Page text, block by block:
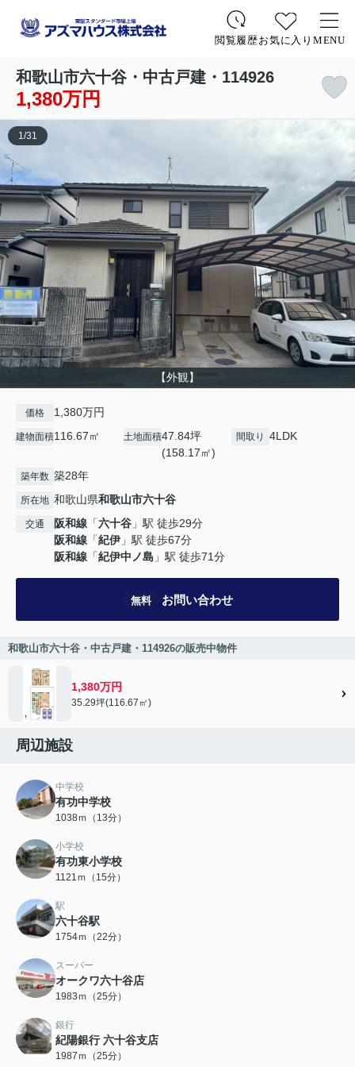
閲覧履歴お気に入り MENU
和歌山市六十谷・中古戸建・114926
1,380万円
【外観】
1 /31
価格 1,380万円
建物面積116.67㎡ 土地面積47.84坪
(158.17㎡)
間取り 4LDK
築年数 築28年
所在地 和歌山県和歌山市六十谷
交通 阪和線 「六十谷 」駅 徒歩29分
阪和線 「紀伊 」駅 徒歩67分
阪和線 「紀伊中ノ島 」駅 徒歩71分
無料 お問い合わせ
和歌山市六十谷・中古戸建・114926の販売中物件
1,380万円
35.29坪(116.67㎡)
周辺施設
中学校
有功中学校
1038ｍ（13分）
小学校
有功東小学校
1121ｍ（15分）
駅
六十谷駅
1754ｍ（22分）
スーパー
オークワ六十谷店
1983ｍ（25分）
銀行
紀陽銀行 六十谷支店
1987ｍ（25分）